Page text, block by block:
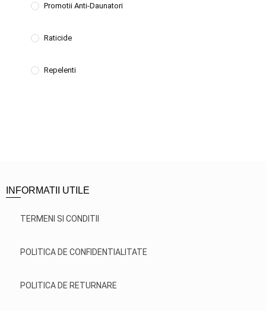
Promotii Anti-Daunatori
Raticide
Repelenti
INFORMATII UTILE
TERMENI SI CONDITII
POLITICA DE CONFIDENTIALITATE
POLITICA DE RETURNARE